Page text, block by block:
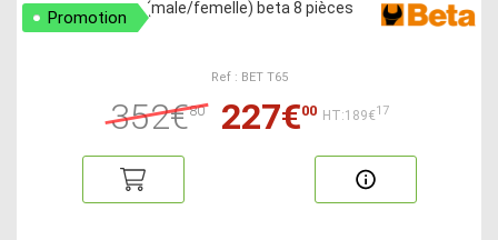
(male/femelle) beta 8 pièces
Promotion
Ref : BET T65
352€80 227€00 HT:189€17